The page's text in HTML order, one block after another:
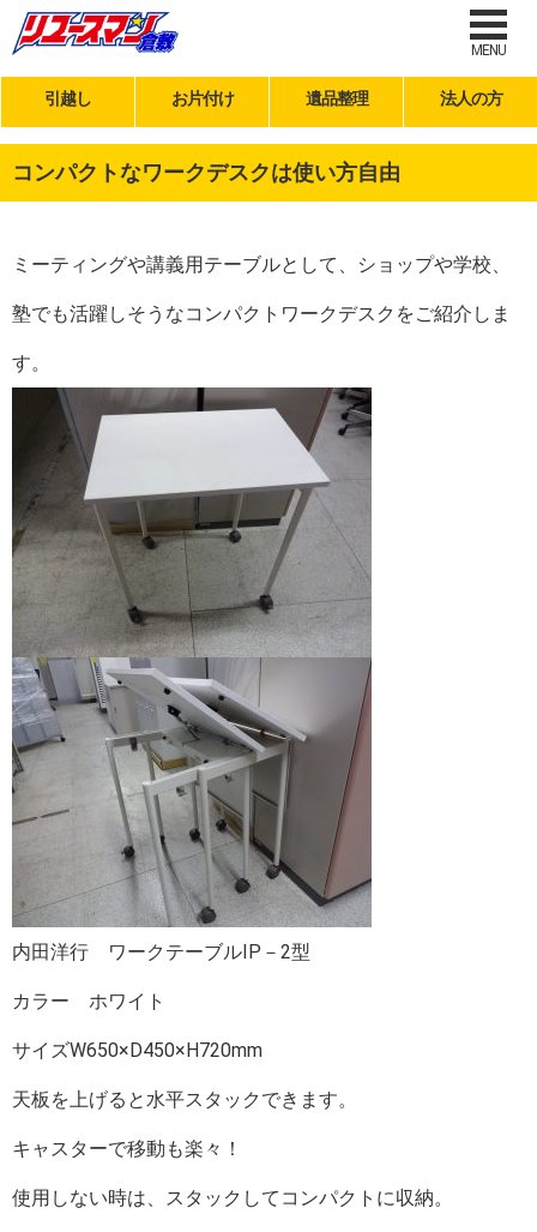
MENU
引越し お片付け 遺品整理 法人の方
コンパクトなワークデスクは使い方自由
ミーティングや講義用テーブルとして、ショップや学校、
塾でも活躍しそうなコンパクトワークデスクをご紹介しま
す。
内田洋行 ワークテーブルIP－2型
カラー ホワイト
サイズW650×D450×H720mm
天板を上げると水平スタックできます。
キャスターで移動も楽々！
使用しない時は、スタックしてコンパクトに収納。